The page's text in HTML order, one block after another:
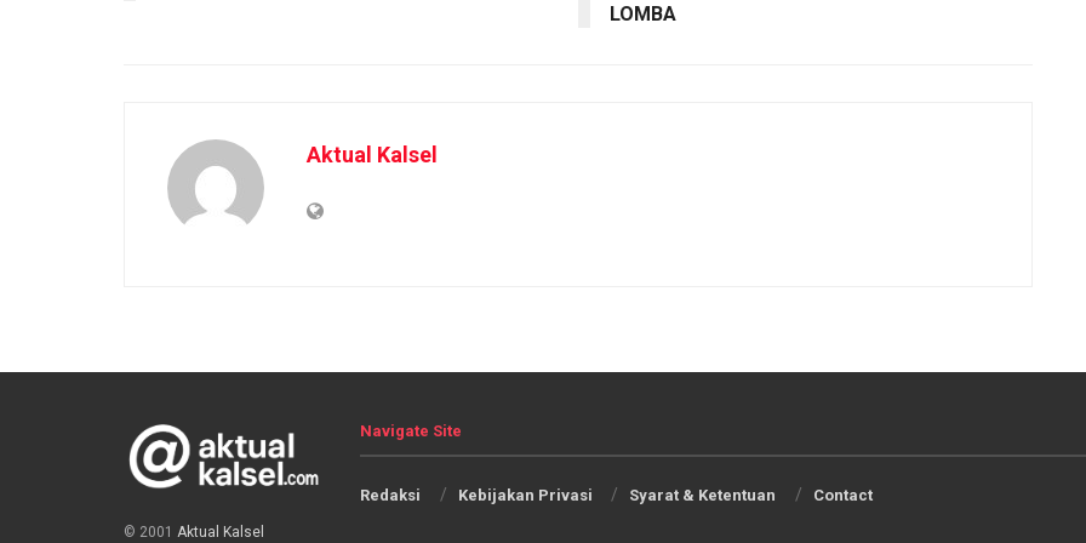
LOMBA
Aktual Kalsel
© 2001 Aktual Kalsel
Navigate Site
Redaksi Kebijakan Privasi Syarat & Ketentuan Contact